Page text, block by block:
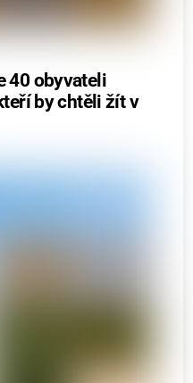
40 obyvateli
by chtěli žít v